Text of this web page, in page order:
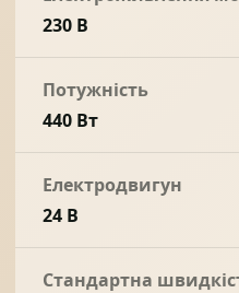
230 В
Потужність
440 Вт
Електродвигун
24 В
Стандартна